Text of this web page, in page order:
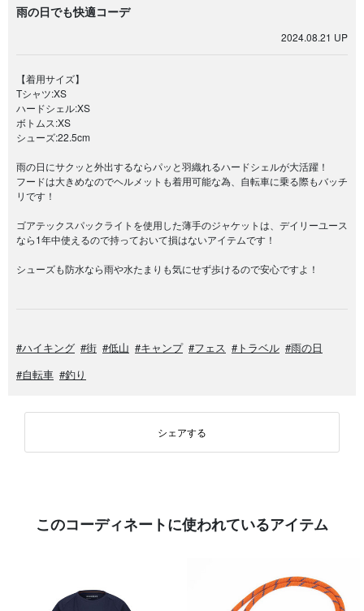
雨の日でも快適コーデ
2024.08.21 UP
【着用サイズ】
Tシャツ:XS
ハードシェル:XS
ボトムス:XS
シューズ:22.5cm
雨の日にサクッと外出するならパッと羽織れるハードシェルが大活躍！
フードは大きめなのでヘルメットも着用可能な為、自転車に乗る際もバッチ
リです！
ゴアテックスパックライトを使用した薄手のジャケットは、デイリーユース
なら1年中使えるので持っておいて損はないアイテムです！
シューズも防水なら雨や水たまりも気にせず歩けるので安心ですよ！
#ハイキング #街 #低山 #キャンプ #フェス #トラベル #雨の日
#自転車 #釣り
シェアする
このコーディネートに使われているアイテム